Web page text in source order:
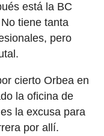
está la BC
tiene tanta
pero
cierto Orbea en
la oficina de
la excusa para
por allí.